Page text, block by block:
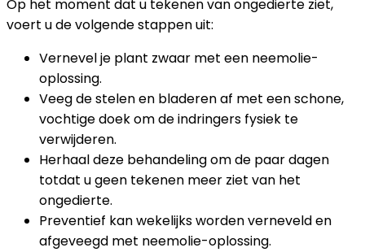
Op het moment dat u tekenen van ongedierte ziet,
voert u de volgende stappen uit:
Vernevel je plant zwaar met een neemolie-
oplossing.
Veeg de stelen en bladeren af ​​met een schone,
vochtige doek om de indringers fysiek te
verwijderen.
Herhaal deze behandeling om de paar dagen
totdat u geen tekenen meer ziet van het
ongedierte.
Preventief kan wekelijks worden verneveld en
afgeveegd met neemolie-oplossing.